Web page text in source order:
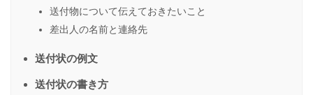
送付物について伝えておきたいこと
差出人の名前と連絡先
送付状の例文
送付状の書き方